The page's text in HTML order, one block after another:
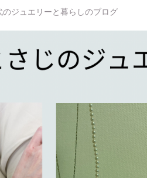
のジュエリーと暮らしのブログ